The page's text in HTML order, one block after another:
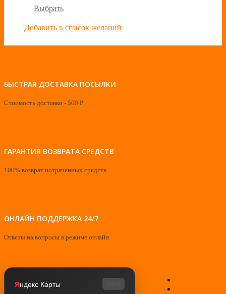
Выбрать
Добавить в список желаний
БЫСТРАЯ ДОСТАВКА ПОСЫЛКИ
Стоимость доставки - 500 Р
ГАРАНТИЯ ВОЗВРАТА СРЕДСТВ
100% возврат потраченных средств
ОНЛАЙН ПОДДЕРЖКА 24/7
Ответы на вопросы в режиме онлайн
Яндекс Карты